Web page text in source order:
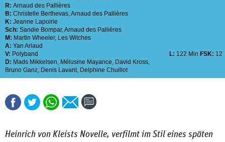
R: Arnaud des Pallières
B: Christelle Berthevas,Arnaud des Pallières
K: Jeanne Lapoirie
Sch: Sandie Bompar,Arnaud des Pallières
M: Martin Wheeler, Les Witches
A: Yan Arlaud
V: Polyband L: 122 Min FSK: 12
D: Mads Mikkelsen, Mélusine Mayance, David Kross,
Bruno Ganz, Denis Lavant, Delphine Chuillot
Heinrich von Kleists Novelle, verfilmt im Stil eines späten